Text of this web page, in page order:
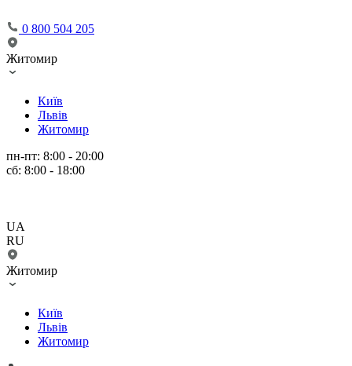
0 800 504 205
Житомир
Київ
Львів
Житомир
пн-пт: 8:00 - 20:00
сб: 8:00 - 18:00
UA
RU
Житомир
Київ
Львів
Житомир